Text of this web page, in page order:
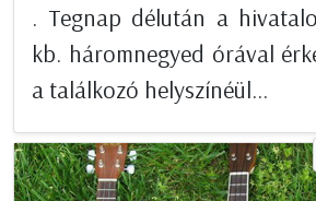
. Tegnap délután a
kb. háromnegyed órával
a találkozó helyszínéül...